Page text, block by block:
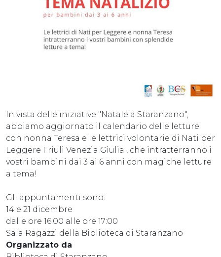
In vista delle iniziative "Natale a Staranzano",
abbiamo aggiornato il calendario delle letture
con nonna Teresa e le lettrici volontarie di Nati per
Leggere Friuli Venezia Giulia , che intratterranno i
vostri bambini dai 3 ai 6 anni con magiche letture
a tema!
Gli appuntamenti sono:
14 e 21 dicembre
dalle ore 16:00 alle ore 17:00
Sala Ragazzi della Biblioteca di Staranzano
Organizzato da